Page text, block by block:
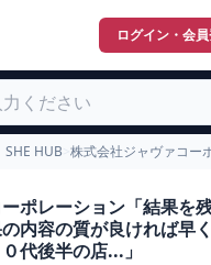
ログイン・会
HUB 株式会社ジャヴァコー
ポレーション「結果を
内容の質が良ければ早
代後半の店...」